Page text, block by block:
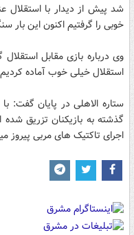
شد پیش از دیدار با استقلال
خوبی را گرفتیم اکنون این
وی درباره بازی مقابل
استقلال خیلی خوب آماده
ستاره الاهلی در پایان گفت:
گذشته به بازیکنان تزریق شده
اجرای تاکتیک های مربی پیروز